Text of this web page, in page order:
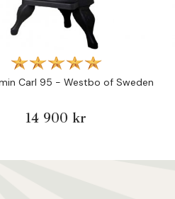
Carl 95 - Westbo of Sweden
14 900 kr